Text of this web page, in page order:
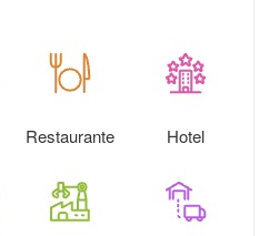
Restaurante Hotel